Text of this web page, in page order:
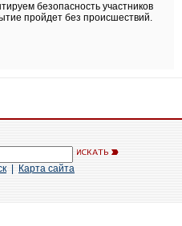
безопасность участников
пройдет без происшествий.
Карта сайта